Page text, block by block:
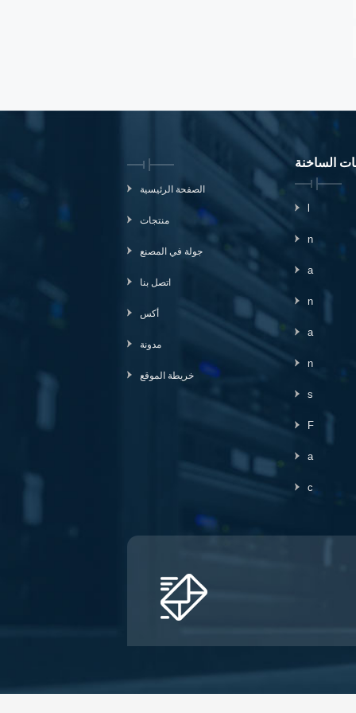
الصفحة الرئيسية
منتجات
جولة في المصنع
اتصل بنا
أكس
مدونة
خريطة الموقع
الساخنة
n
a
n
a
n
s
F
a
c